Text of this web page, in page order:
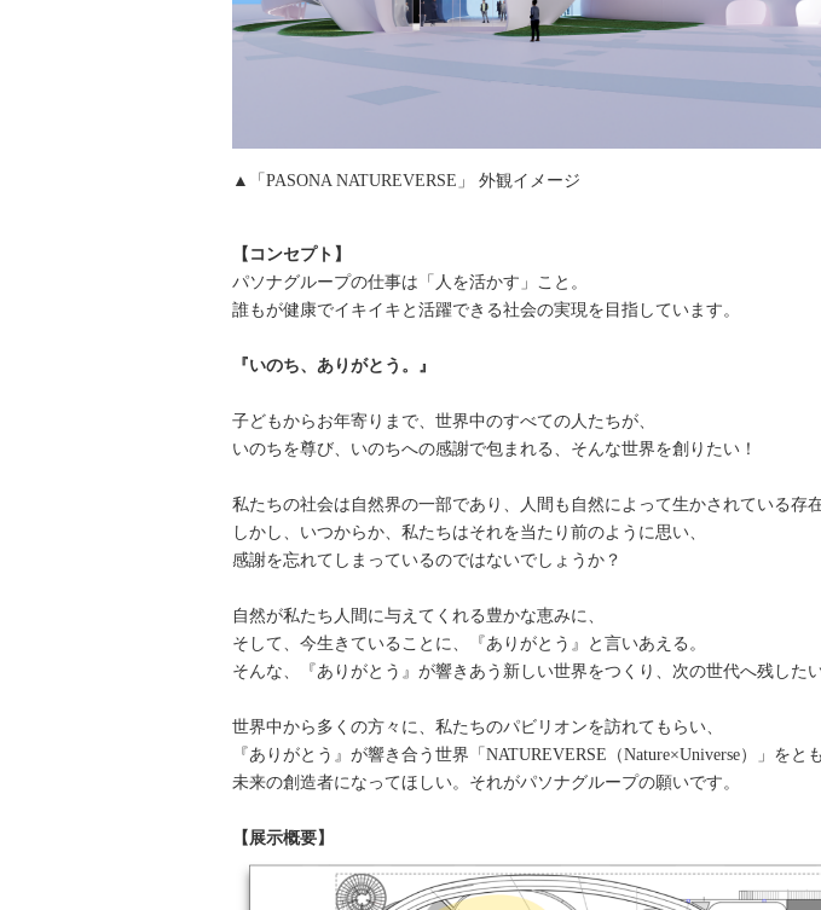
▲「PASONA NATUREVERSE」 外観イメージ
【コンセプト】
パソナグループの仕事は「人を活かす」こと。
誰もが健康でイキイキと活躍できる社会の実現を目指しています。
『いのち、ありがとう。』
子どもからお年寄りまで、世界中のすべての人たちが、
いのちを尊び、いのちへの感謝で包まれる、そんな世界を創りたい！
私たちの社会は自然界の一部であり、人間も自然によって生かされている存在
しかし、いつからか、私たちはそれを当たり前のように思い、
感謝を忘れてしまっているのではないでしょうか？
自然が私たち人間に与えてくれる豊かな恵みに、
そして、今生きていることに、『ありがとう』と言いあえる。
そんな、『ありがとう』が響きあう新しい世界をつくり、次の世代へ残したい
世界中から多くの方々に、私たちのパビリオンを訪れてもらい、
『ありがとう』が響き合う世界「NATUREVERSE（Nature×Universe）」をと
未来の創造者になってほしい。それがパソナグループの願いです。
【展示概要】